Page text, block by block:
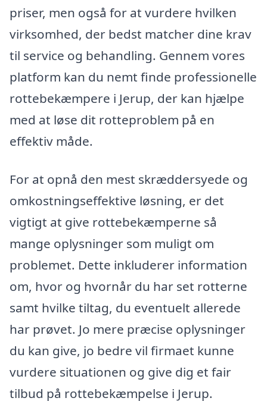
priser, men også for at vurdere hvilken
virksomhed, der bedst matcher dine krav
til service og behandling. Gennem vores
platform kan du nemt finde professionelle
rottebekæmpere i Jerup, der kan hjælpe
med at løse dit rotteproblem på en
effektiv måde.
For at opnå den mest skræddersyede og
omkostningseffektive løsning, er det
vigtigt at give rottebekæmperne så
mange oplysninger som muligt om
problemet. Dette inkluderer information
om, hvor og hvornår du har set rotterne
samt hvilke tiltag, du eventuelt allerede
har prøvet. Jo mere præcise oplysninger
du kan give, jo bedre vil firmaet kunne
vurdere situationen og give dig et fair
tilbud på rottebekæmpelse i Jerup.